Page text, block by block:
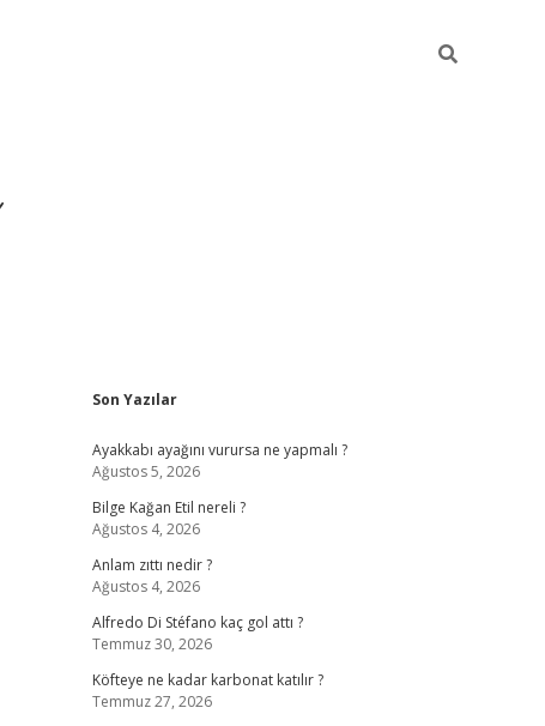
Sidebar
Son Yazılar
Ayakkabı ayağını vurursa ne yapmalı ?
Ağustos 5, 2026
Bilge Kağan Etil nereli ?
Ağustos 4, 2026
Anlam zıttı nedir ?
Ağustos 4, 2026
Alfredo Di Stéfano kaç gol attı ?
Temmuz 30, 2026
Köfteye ne kadar karbonat katılır ?
Temmuz 27, 2026
piabellacasino